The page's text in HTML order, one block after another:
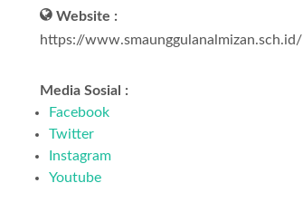
Website :
https://www.smaunggulanalmizan.sch.id/
Media Sosial :
Facebook
Twitter
Instagram
Youtube